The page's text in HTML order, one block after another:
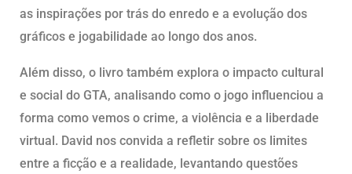
as inspirações por trás do enredo e a evolução dos
gráficos e jogabilidade ao longo dos anos.
Além disso, o livro também explora o impacto cultural
e social do GTA, analisando como o jogo influenciou a
forma como vemos o crime, a violência e a liberdade
virtual. David nos convida a refletir sobre os limites
entre a ficção e a realidade, levantando questões